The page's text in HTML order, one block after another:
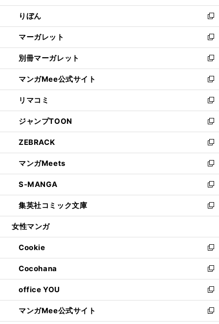
開
く
ウ
で
開
く
ン
ド
ウ
で
開
く
ウ
ィ
ン
ド
ウ
で
開
く
りぼん
新
し
い
ウ
ィ
ン
ド
ウ
で
開
く
マーガレット
新
し
い
ウ
ィ
ン
ド
ウ
で
開
く
別冊マーガレット
新
し
い
ウ
ィ
ン
ド
ウ
で
開
く
マンガMee公式サイト
新
し
い
ウ
ィ
ン
ド
ウ
で
開
く
リマコミ
新
し
い
ウ
ィ
ン
ド
ウ
で
開
く
ジャンプTOON
新
し
い
ウ
ィ
ン
ド
ウ
で
開
ZEBRACK
新
し
い
ウ
ィ
ン
ド
ウ
開
く
マンガMeets
新
し
い
ウ
ィ
ン
ウ
で
開
く
S-MANGA
新
し
い
ウ
ン
ド
ウ
で
開
く
集英社コミック文庫
新
し
ウ
ィ
ン
ド
ウ
で
開
く
女性マンガ
Cookie
新
し
い
ウ
ィ
ン
ド
ウ
Cocohana
新
し
い
ウ
ィ
ン
office YOU
新
し
い
マンガMee公式サイト
新